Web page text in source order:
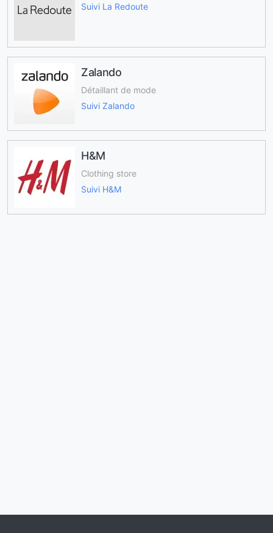
Suivi La Redoute
Zalando
Détaillant de mode
Suivi Zalando
H&M
Clothing store
Suivi H&M